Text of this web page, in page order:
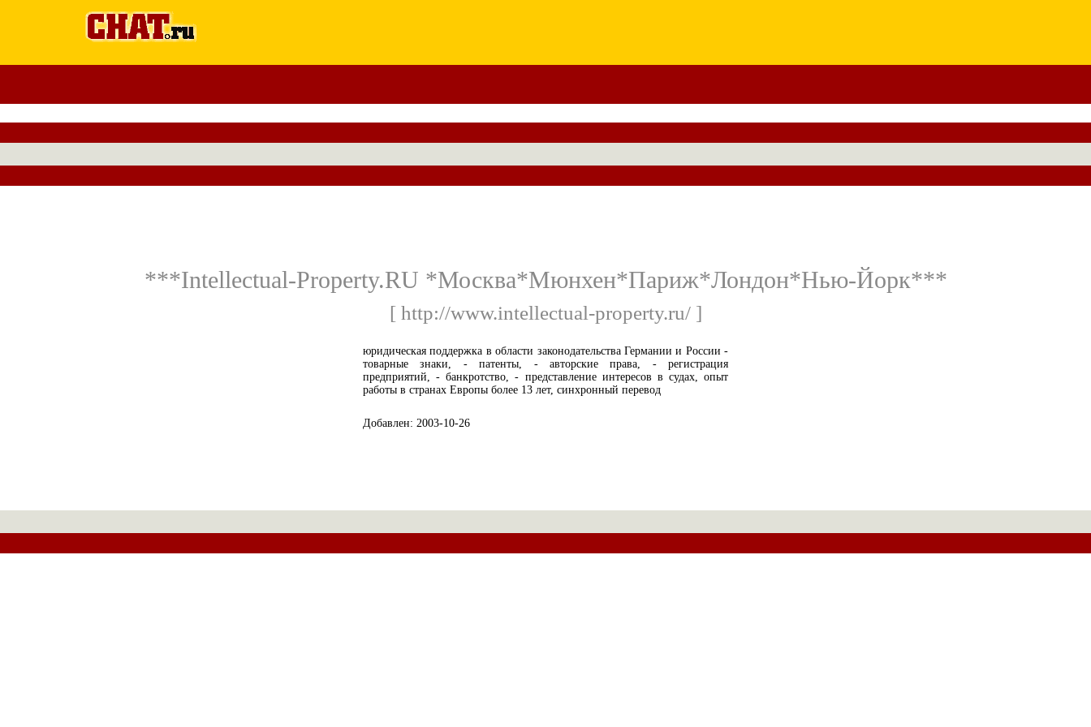
***Intellectual-Property.RU *Москва*Мюнхен*Париж*Лондон*Нью-Йорк***
[ http://www.intellectual-property.ru/ ]
юридическая поддержка в области законодательства Германии и России -
товарные знаки, - патенты, - авторские права, - регистрация
предприятий, - банкротство, - представление интересов в судах, опыт
работы в странах Европы более 13 лет, синхронный перевод
Добавлен: 2003-10-26